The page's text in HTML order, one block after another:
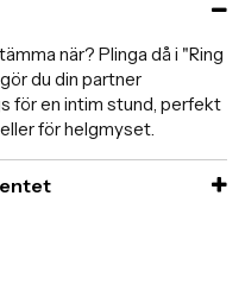
när? Plinga då i "Ring
du din partner
för en intim stund, perfekt
för helgmyset.